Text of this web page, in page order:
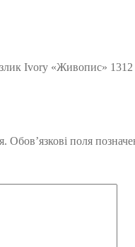
Ivory «Живопис»
Обов’язкові поля